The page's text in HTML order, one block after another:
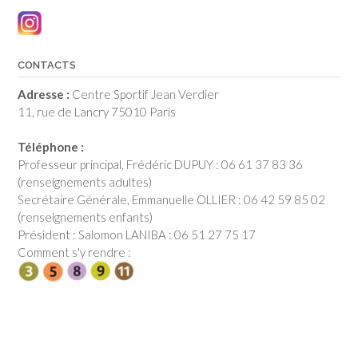
CONTACTS
Adresse : Centre Sportif Jean Verdier
11, rue de Lancry 75010 Paris
Téléphone :
Professeur principal, Frédéric DUPUY : 06 61 37 83 36
(renseignements adultes)
Secrétaire Générale, Emmanuelle OLLIER : 06 42 59 85 02
(renseignements enfants)
Président : Salomon LANIBA : 06 51 27 75 17
Comment s'y rendre :